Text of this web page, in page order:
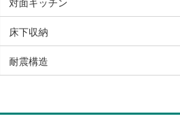
床下収納
耐震構造